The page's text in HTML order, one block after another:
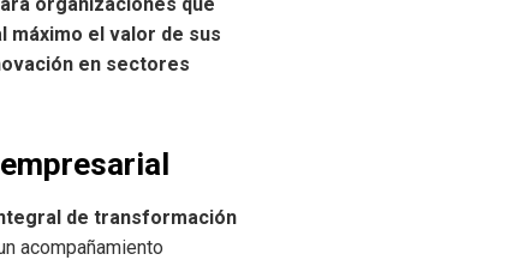
el valor de sus
en sectores
de transformación
acompañamiento